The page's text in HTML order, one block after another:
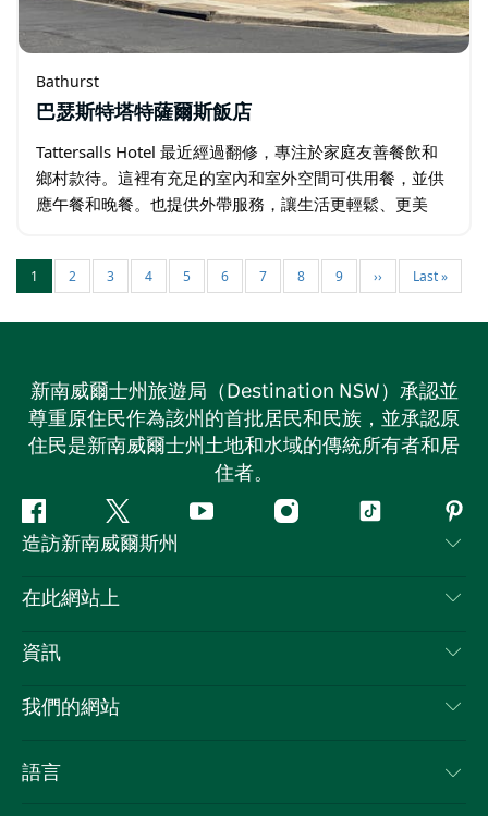
Bathurst
巴瑟斯特塔特薩爾斯飯店
Tattersalls Hotel 最近經過翻修，專注於家庭友善餐飲和
鄉村款待。這裡有充足的室內和室外空間可供用餐，並供
應午餐和晚餐。也提供外帶服務，讓生活更輕鬆、更美
1 2 3 4 5 6 7 8 9 ›› Last »
新南威爾士州旅遊局（Destination NSW）承認並
尊重原住民作為該州的首批居民和民族，並承認原
住民是新南威爾士州土地和水域的傳統所有者和居
住者。
Facebook嘰
嘰
喳
Youtube Instagram抖
造訪新南威爾斯州
聯絡我們
隱私
Cookie 通知
在此網站上
目的地
新南威爾斯州公路旅行
活動
資訊
旅行資訊
新南威爾斯的商業
我們的網站
語言